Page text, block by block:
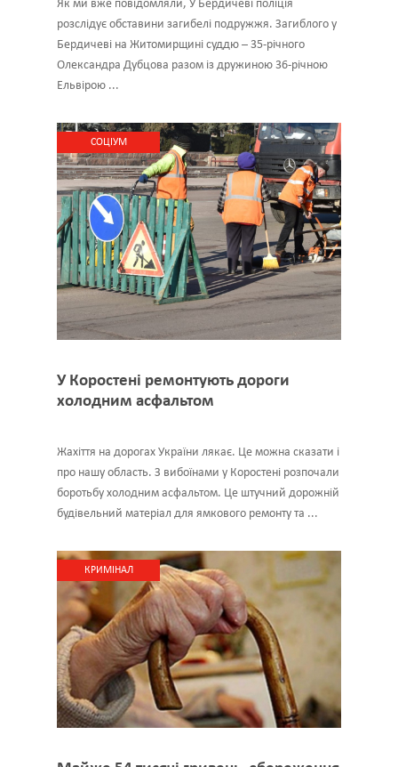
Як ми вже повідомляли, У Бердичеві поліція
розслідує обставини загибелі подружжя. Загиблого у
Бердичеві на Житомирщині суддю – 35-річного
Олександра Дубцова разом із дружиною 36-річною
Ельвірою ...
CОЦІУМ
У Коростені ремонтують дороги
холодним асфальтом
Жахіття на дорогах України лякає. Це можна сказати і
про нашу область. З вибоїнами у Коростені розпочали
боротьбу холодним асфальтом. Це штучний дорожній
будівельний матеріал для ямкового ремонту та ...
КРИМІНАЛ